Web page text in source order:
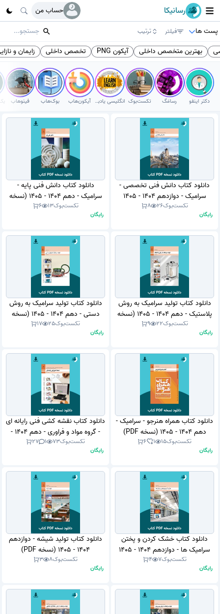
رسانیکا
حساب من
پست ها
فیلتر ترتیب
بهترین متخصص داخلی آیکون PNG تخصص داخلی زایمان و
دکتر اینفو رسامَگ تکست‌بوک انگلیسی یادبگیر آیکون‌هاب بوک‌هاب فینوهاب
دانلود کتاب دانش فنی تخصصی -
سرامیک - دوازدهم 1404 - 1405
(نسخه PDF)
تکست‌بوک26
8
رایگان
دانلود کتاب دانش فنی پایه -
سرامیک - دهم 1404 - 1405 (نسخه
PDF)
تکست‌بوک13
6
رایگان
دانلود کتاب تولید سرامیک به روش
پلاستیک - دهم 1404 - 1405 (نسخه
PDF)
تکست‌بوک22
9
رایگان
دانلود کتاب تولید سرامیک به روش
دستی - دهم 1404 - 1405 (نسخه
PDF)
تکست‌بوک25
17
رایگان
دانلود کتاب همراه هنرجو - سرامیک -
دهم 1404 - 1405 (نسخه PDF)
تکست‌بوک15
1
6
رایگان
دانلود کتاب نقشه کشی فنی رایانه ای
- گروه مواد و فراوری - دهم 1404 -
1405 (نسخه PDF)
تکست‌بوک73
1
27
رایگان
دانلود کتاب خشک کردن و پختن
سرامیک ها - دوازدهم 1404 - 1405
(نسخه PDF)
تکست‌بوک7
4
رایگان
دانلود کتاب تولید شیشه - دوازدهم
1404 - 1405 (نسخه PDF)
تکست‌بوک8
3
رایگان